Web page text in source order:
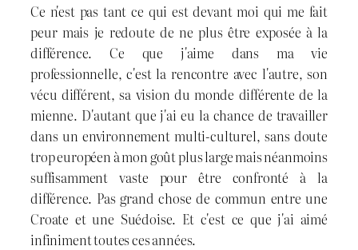
Ce n'est pas tant ce qui est devant moi qui me fait
peur mais je redoute de ne plus être exposée à la
différence. Ce que j'aime dans ma vie
professionnelle, c'est la rencontre avec l'autre, son
vécu différent, sa vision du monde différente de la
mienne. D'autant que j'ai eu la chance de travailler
dans un environnement multi-culturel, sans doute
trop européen à mon goût plus large mais néanmoins
suffisamment vaste pour être confronté à la
différence. Pas grand chose de commun entre une
Croate et une Suédoise. Et c'est ce que j'ai aimé
infiniment toutes ces années.